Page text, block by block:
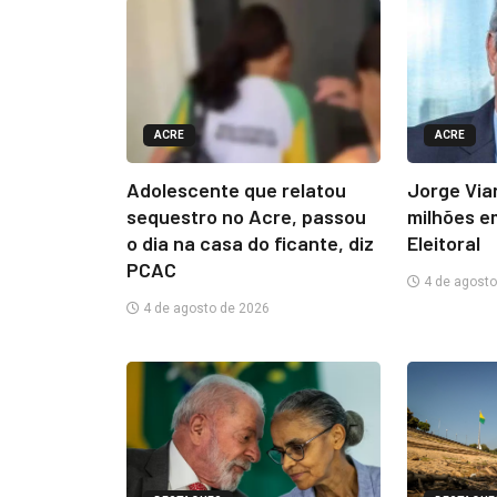
ACRE
Adolescente que relatou
sequestro no Acre, passou
o dia na casa do ficante, diz
PCAC
4 de agosto de 2026
ACRE
Jorge
milhões
Eleitoral
4 de